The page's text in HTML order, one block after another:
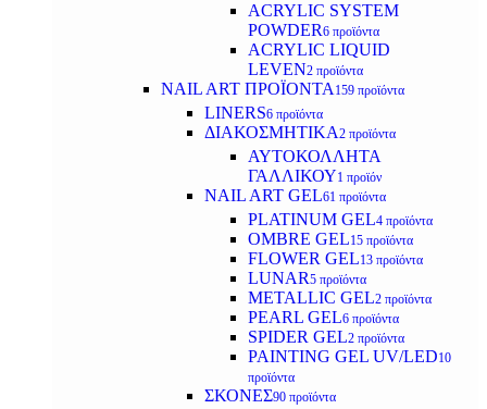
ACRYLIC SYSTEM
POWDER6 προϊόντα
ACRYLIC LIQUID
LEVEN2 προϊόντα
NAIL ART ΠΡΟΪΟΝΤΑ 159 προϊόντα
LINERS6 προϊόντα
ΔΙΑΚΟΣΜΗΤΙΚΑ2 προϊόντα
ΑΥΤΟΚΟΛΛΗΤΑ
ΓΑΛΛΙΚΟΥ1 προϊόν
NAIL ART GEL61 προϊόντα
PLATINUM GEL4 προϊόντα
OMBRE GEL15 προϊόντα
FLOWER GEL13 προϊόντα
LUNAR5 προϊόντα
METALLIC GEL2 προϊόντα
PEARL GEL6 προϊόντα
SPIDER GEL2 προϊόντα
PAINTING GEL UV/LED10
προϊόντα
ΣΚΟΝΕΣ90 προϊόντα